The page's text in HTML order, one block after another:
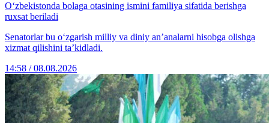
O‘zbekistonda bolaga otasining ismini familiya sifatida berishga
ruxsat beriladi
Senatorlar bu o‘zgarish milliy va diniy an’analarni hisobga olishga
xizmat qilishini ta’kidladi.
14:58 / 08.08.2026